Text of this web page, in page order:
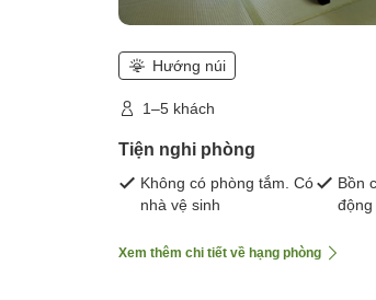
Hướng núi
1–5 khách
Tiện nghi phòng
Không có phòng tắm. Có
nhà vệ sinh
Bồn
động
Xem thêm chi tiết về hạng phòng